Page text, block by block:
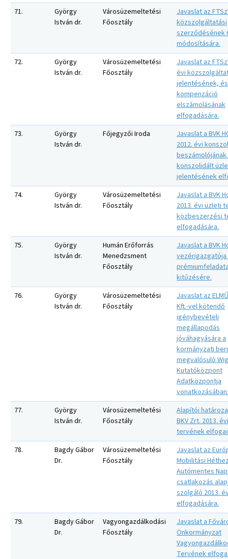
71.
György
István dr.
Városüzemeltetési
Főosztály
Javaslat az
közszolgáltatási
szerződésének
módosítására.
72.
György
István dr.
Városüzemeltetési
Főosztály
Javaslat az
évi
jelentésének, és
kompenzáció
elszámolásának
elfogadására.
73.
György
István dr.
Főjegyzői Iroda
Javaslat a BVK
2012. évi
konszolidált
jelentésének
74.
György
István dr.
Városüzemeltetési
Főosztály
Javaslat a BVK
2013. évi üzleti
közbeszerzési
elfogadására.
75.
György
István dr.
Humán Erőforrás
Menedzsment
Főosztály
Javaslat a BVK
vezérigazgatója
kitűzésére.
76.
György
István dr.
Városüzemeltetési
Főosztály
Javaslat az
Kft.-vel kötendő
igénybevételi
megállapodás
jóváhagyására a
kormányzati
megvalósuló
Kutatóközpont
Adatközpontja
vonatkozásában.
77.
György
István dr.
Városüzemeltetési
Főosztály
Alapítói
BKV Zrt. 2013.
tervének
78.
Bagdy Gábor
Dr.
Városüzemeltetési
Főosztály
Javaslat az
Mobilitási
Autómentes
csatlakozás
szolgáló 2013.
elfogadására.
79.
Bagdy Gábor
Dr.
Vagyongazdálkodási
Főosztály
Javaslat a
Önkormányzat
Tervének